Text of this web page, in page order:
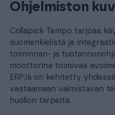
Ohjelmiston
Collapick Tempo tarjoaa
suomenkielistä ja
toiminnan- ja
moottorina toimivaa
ERP:iä on kehitetty
vastaamaan valmistavan
huollon tarpeita.